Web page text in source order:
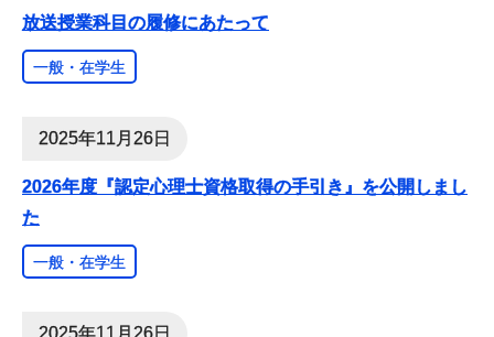
放送授業科目の履修にあたって
一般・在学生
2025年11月26日
2026年度『認定心理士資格取得の手引き』を公開しまし
た
一般・在学生
2025年11月26日